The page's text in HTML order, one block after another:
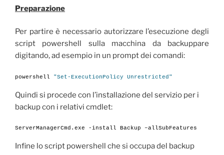
Preparazione
Per partire è necessario autorizzare l’esecuzione degli
script powershell sulla macchina da backuppare
digitando, ad esempio in un prompt dei comandi:
powershell "Set-ExecutionPolicy Unrestricted"
Quindi si procede con l’installazione del servizio per i
backup con i relativi cmdlet:
ServerManagerCmd.exe -install Backup –allSubFeatures
Infine lo script powershell che si occupa del backup